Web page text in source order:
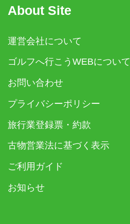
About Site
運営会社について
ゴルフへ行こうWEBについて
お問い合わせ
プライバシーポリシー
旅行業登録票・約款
古物営業法に基づく表示
ご利用ガイド
お知らせ